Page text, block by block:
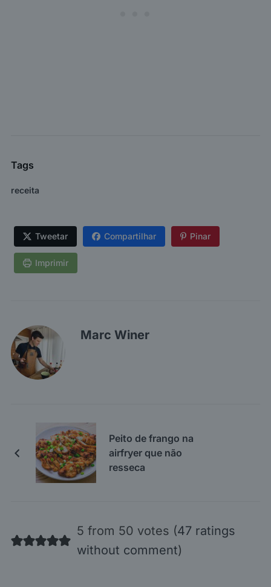
Tags
receita
Tweetar Compartilhar Pinar
Imprimir
Marc Winer
Peito de frango na
airfryer que não
resseca
5 from 50 votes (47 ratings
without comment)